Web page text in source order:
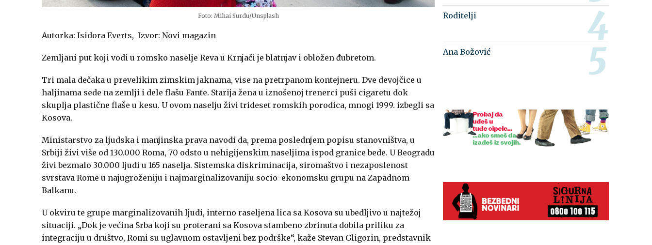
Foto: Mihai Surdu/Unsplash
Autorka: Isidora Everts, Izvor: Novi magazin
Zemljani put koji vodi u romsko naselje Reva u Krnjači je blatnjav i obložen đubretom.
Tri mala dečaka u prevelikim zimskim jaknama, vise na pretrpanom kontejneru. Dve devojčice u
haljinama sede na zemlji i dele flašu Fante. Starija žena u iznošenoj trenerci puši cigaretu dok
skuplja plastične flaše u kesu. U ovom naselju živi trideset romskih porodica, mnogi 1999. izbegli sa
Kosova.
Ministarstvo za ljudska i manjinska prava navodi da, prema poslednjem popisu stanovništva, u
Srbiji živi više od 130.000 Roma, 70 odsto u nehigijenskim naseljima ispod granice bede. U Beogradu
živi bezmalo 30.000 ljudi u 165 naselja. Sistemska diskriminacija, siromaštvo i nezaposlenost
svrstava Rome u najugroženiju i najmarginalizovaniju socio-ekonomsku grupu na Zapadnom
Balkanu.
U okviru te grupe marginalizovanih ljudi, interno raseljena lica sa Kosova su ubedljivo u najtežoj
situaciji. „Dok je većina Srba koji su proterani sa Kosova stambeno zbrinuta dobila priliku za
integraciju u društvo, Romi su uglavnom ostavljeni bez podrške“, kaže Stevan Gligorin, predstavnik
Roditelji
Ana Božović